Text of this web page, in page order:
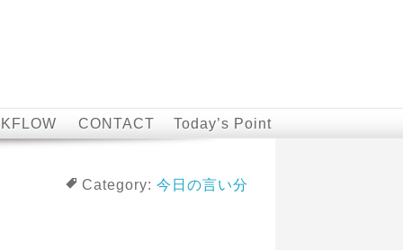
CONTACT Today’s Point
Category: 今日の言い分